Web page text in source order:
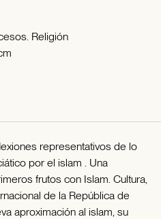
Religión
representativos de lo
por el islam . Una
frutos con Islam. Cultura,
de la República de
aproximación al islam, su